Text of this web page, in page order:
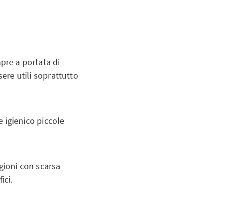
a portata di
utili soprattutto
igienico piccole
con scarsa